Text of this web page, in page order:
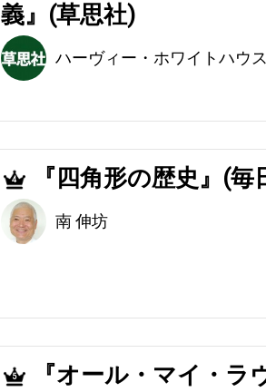
義』(草思社)
ハーヴィー・ホワイトハウ
4 『四角形の歴史』(毎
南 伸坊
5 『オール・マイ・ラ